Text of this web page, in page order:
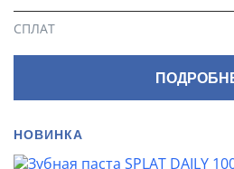
СПЛАТ
НОВИНКА